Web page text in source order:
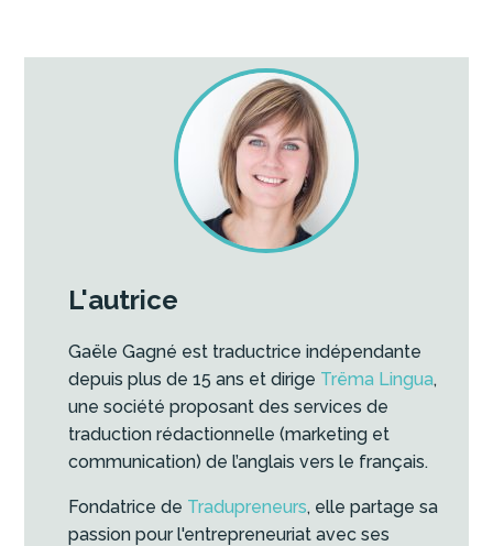
L'autrice
Gaële Gagné est traductrice indépendante
depuis plus de 15 ans et dirige Trëma Lingua,
une société proposant des services de
traduction rédactionnelle (marketing et
communication) de l’anglais vers le français.
Fondatrice de Tradupreneurs, elle partage sa
passion pour l'entrepreneuriat avec ses